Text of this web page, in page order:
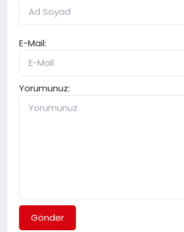
E-Mail:
Yorumunuz:
Gönder